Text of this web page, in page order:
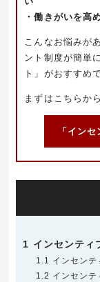
・働きがいを高
こんなお悩みが
ント制度が簡単
ト」がおすすめ
まずはこちらか
「イン
1 インセンティ
1.1 インセンテ
1.2 インセンテ